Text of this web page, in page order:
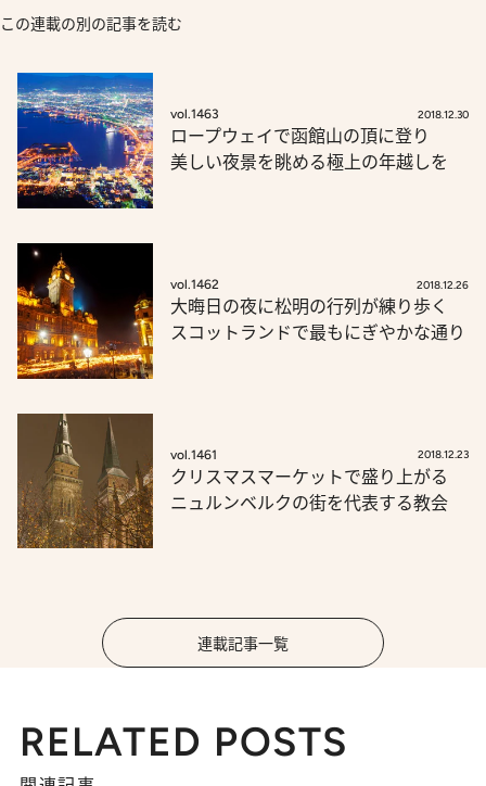
この連載の別の記事を読む
vol.1463 2018.12.30
ロープウェイで函館山の頂に登り
美しい夜景を眺める極上の年越しを
vol.1462 2018.12.26
大晦日の夜に松明の行列が練り歩く
スコットランドで最もにぎやかな通り
vol.1461 2018.12.23
クリスマスマーケットで盛り上がる
ニュルンベルクの街を代表する教会
連載記事一覧
RELATED POSTS